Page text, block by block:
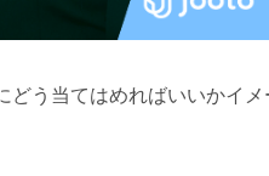
どう当てはめればいいかイメ